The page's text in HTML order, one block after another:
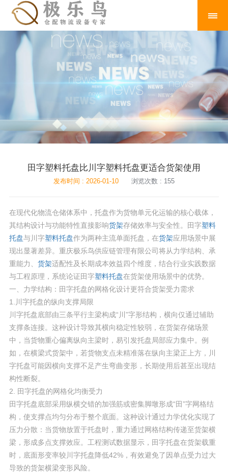
田字塑料托盘比川字塑料托盘更适合货架使用
发布时间 : 2026-01-10 浏览次数 : 155
在现代化物流仓储体系中，托盘作为货物单元化运输的核心载体，
其结构设计与功能特性直接影响货架存储效率与安全性。田字塑料
托盘与川字塑料托盘作为两种主流单面托盘，在货架应用场景中展
现出显著差异。重庆极乐鸟供应链管理有限公司将从力学结构、承
重能力、 货架适配性及长期成本效益四个维度，结合行业实践数据
与工程原理，系统论证田字塑料托盘在货架使用场景中的优势。
一、力学结构：田字托盘的网格化设计更符合货架受力需求
1.川字托盘的纵向支撑局限
川字托盘底部由三条平行主梁构成“川”字形结构，横向仅通过辅助
支撑条连接。这种设计导致其横向稳定性较弱，在货架存储场景
中，当货物重心偏离纵向主梁时，易引发托盘局部应力集中。例
如，在横梁式货架中，若货物支点未精准落在纵向主梁正上方，川
字托盘可能因横向支撑不足产生弯曲变形，长期使用后甚至出现结
构性断裂。
2. 田字托盘的网格化均衡受力
田字托盘底部采用纵横交错的加强筋或密集脚墩形成“田”字网格结
构，使支撑点均匀分布于整个底面。这种设计通过力学优化实现了
压力分散：当货物放置于托盘时，重力通过网格结构传递至货架横
梁，形成多点支撑效应。工程测试数据显示，田字托盘在货架载重
时，底面形变率较川字托盘降低42%，有效避免了因单点受力过大
导致的货架横梁变形风险。